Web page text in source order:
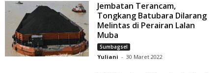
Jembatan Terancam,
Tongkang Batubara Dilarang
Melintas di Perairan Lalan
Muba
Sumbagsel
Yuliani - 30 Maret 2022